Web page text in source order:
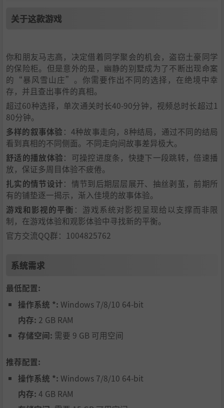
关于这款游戏
你和朋友马志高，决定借着同学聚会的机会，盗窃土豪同学
的保险柜。但是意外的是，幽静的别墅成为了不断出现命案
的“暴风雪山庄”。你需要作出不同的选择，在绝境中幸
存，并且查出事件的真相。
超过60种选择，单次通关时长40-90分钟，视频总时长超过1
80分钟。
多样的叙事体验 ：4种故事走向，8种结局，通过不同的结局
看到真相的不同侧面。不同走向间故事差异极大。
舒适的播放体验：可操控进度条，快捷下一段跳转，倍速播
放，保证多周目体验不疲倦。
扎实的情节设计：情节到后期层层展开、抽丝剥茧，前期所
有的铺垫逐一揭示，渐入佳境的故事体验。
游戏和影视的平衡 ：游戏系统对影视呈现给以支撑而非限
制，在游戏体验和观影体验中寻找新的平衡。
官方交流QQ群：1004825762
系统需求
最低配置:
操作系统 *: Windows 7/8/10 64-bit
内存: 2 GB RAM
存储空间: 需要 9 GB 可用空间
推荐配置:
操作系统 *: Windows 7/8/10 64-bit
内存: 4 GB RAM